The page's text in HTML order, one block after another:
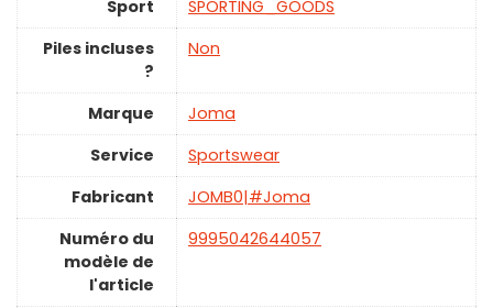
Sport
‎SPORTING_GOODS
Piles incluses
?
‎Non
Marque
‎Joma
Service
Sportswear
Fabricant
‎JOMB0|#Joma
Numéro du
modèle de
l'article
‎9995042644057